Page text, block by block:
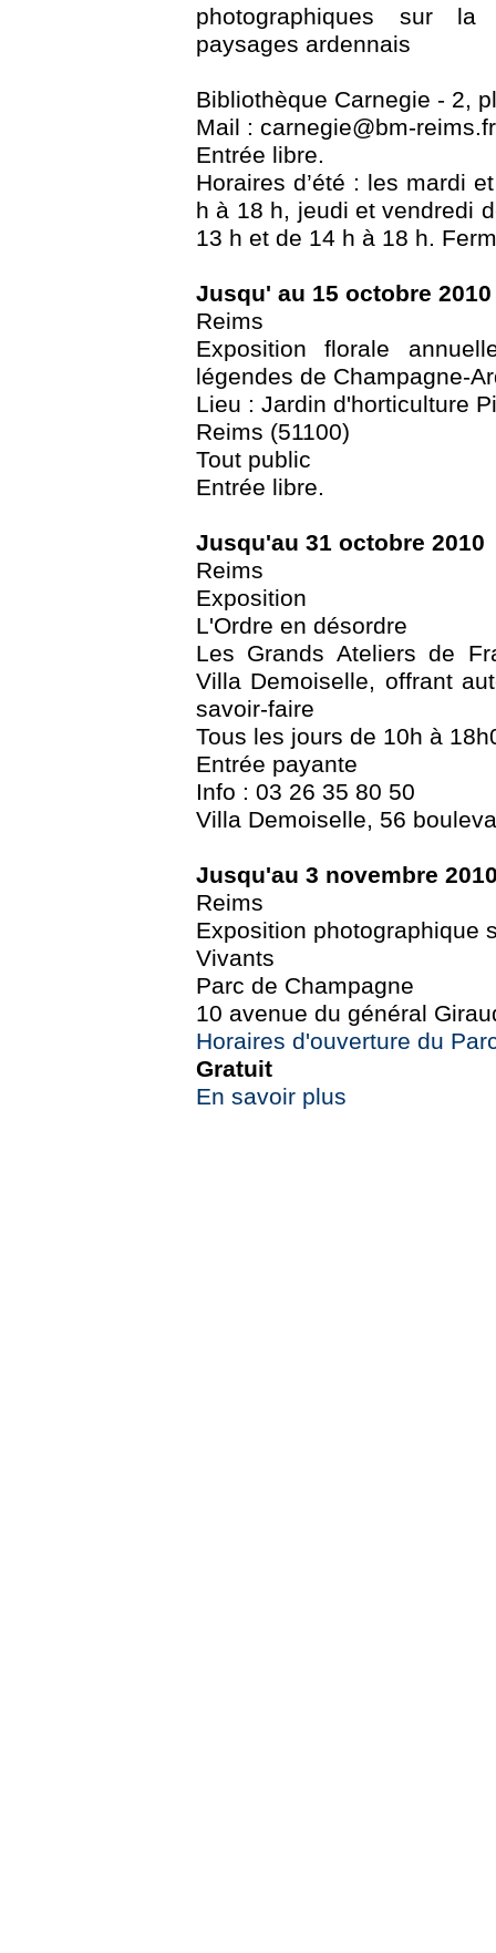
photographiques sur la
paysages ardennais
Bibliothèque Carnegie - 2,
Mail : carnegie@bm-
Entrée libre.
Horaires d’été : les mardi
h à 18 h, jeudi et vendredi
13 h et de 14 h à 18 h.
Jusqu' au 15 octobre 2010
Reims
Exposition florale
légendes de Champagne-
Lieu : Jardin d'horticulture
Reims (51100)
Tout public
Entrée libre.
Jusqu'au 31 octobre 2010
Reims
Exposition
L'Ordre en désordre
Les Grands Ateliers de
Villa Demoiselle, offrant
savoir-faire
Tous les jours de 10h à
Entrée payante
Info : 03 26 35 80 50
Villa Demoiselle, 56
Jusqu'au 3 novembre
Reims
Exposition photographique
Vivants
Parc de Champagne
10 avenue du général
Horaires d'ouverture du
Gratuit
En savoir plus